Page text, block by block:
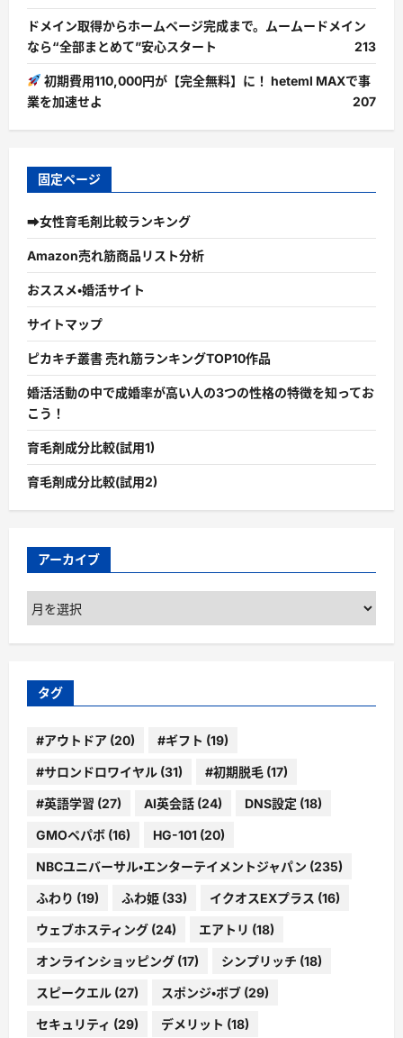
ドメイン取得からホームページ完成まで。ムームードメイン
なら“全部まとめて”安心スタート
213
初期費用110,000円が【完全無料】に！ heteml MAXで事
業を加速せよ
207
固定ページ
➡女性育毛剤比較ランキング
Amazon売れ筋商品リスト分析
おススメ・婚活サイト
サイトマップ
ピカキチ叢書 売れ筋ランキングTOP10作品
婚活活動の中で成婚率が高い人の3つの性格の特徴を知ってお
こう！
育毛剤成分比較(試用1)
育毛剤成分比較(試用2)
アーカイブ
ア
ー
カ
ブ
タグ
#アウトドア (20) #ギフト (19)
#サロンドロワイヤル (31) #初期脱毛 (17)
#英語学習 (27) AI英会話 (24) DNS設定 (18)
GMOペパボ (16) HG-101 (20)
NBCユニバーサル・エンターテイメントジャパン (235)
ふわり (19) ふわ姫 (33) イクオスEXプラス (16)
ウェブホスティング (24) エアトリ (18)
オンラインショッピング (17) シンプリッチ (18)
スピークエル (27) スポンジ・ボブ (29)
セキュリティ (29) デメリット (18)